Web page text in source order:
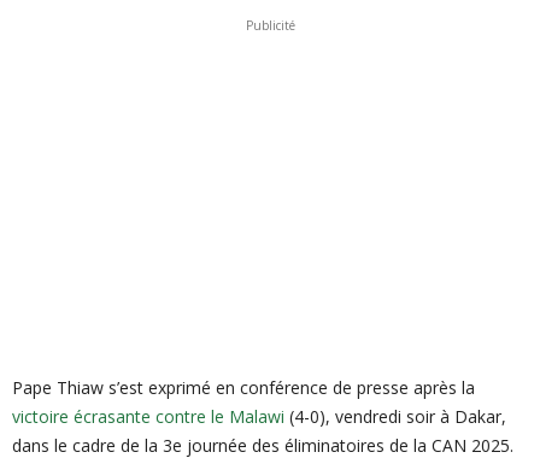
Publicité
Pape Thiaw s’est exprimé en conférence de presse après la
victoire écrasante contre le Malawi (4-0), vendredi soir à Dakar,
dans le cadre de la 3e journée des éliminatoires de la CAN 2025.